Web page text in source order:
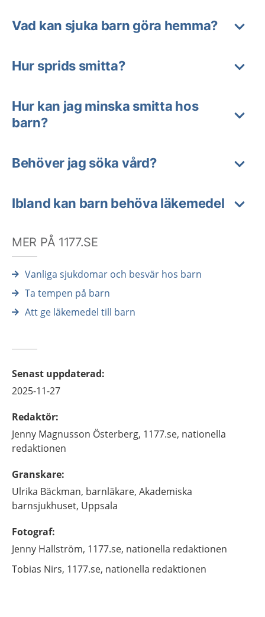
Vad kan sjuka barn göra hemma?
Hur sprids smitta?
Hur kan jag minska smitta hos
barn?
Behöver jag söka vård?
Ibland kan barn behöva läkemedel
MER PÅ 1177.SE
Vanliga sjukdomar och besvär hos barn
Ta tempen på barn
Att ge läkemedel till barn
Senast uppdaterad:
2025-11-27
Redaktör:
Jenny Magnusson Österberg, 1177.se, nationella
redaktionen
Granskare:
Ulrika Bäckman, barnläkare, Akademiska
barnsjukhuset, Uppsala
Fotograf:
Jenny Hallström, 1177.se, nationella redaktionen
Tobias Nirs, 1177.se, nationella redaktionen